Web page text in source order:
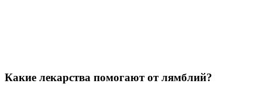
Какие лекарства помогают от лямблий?